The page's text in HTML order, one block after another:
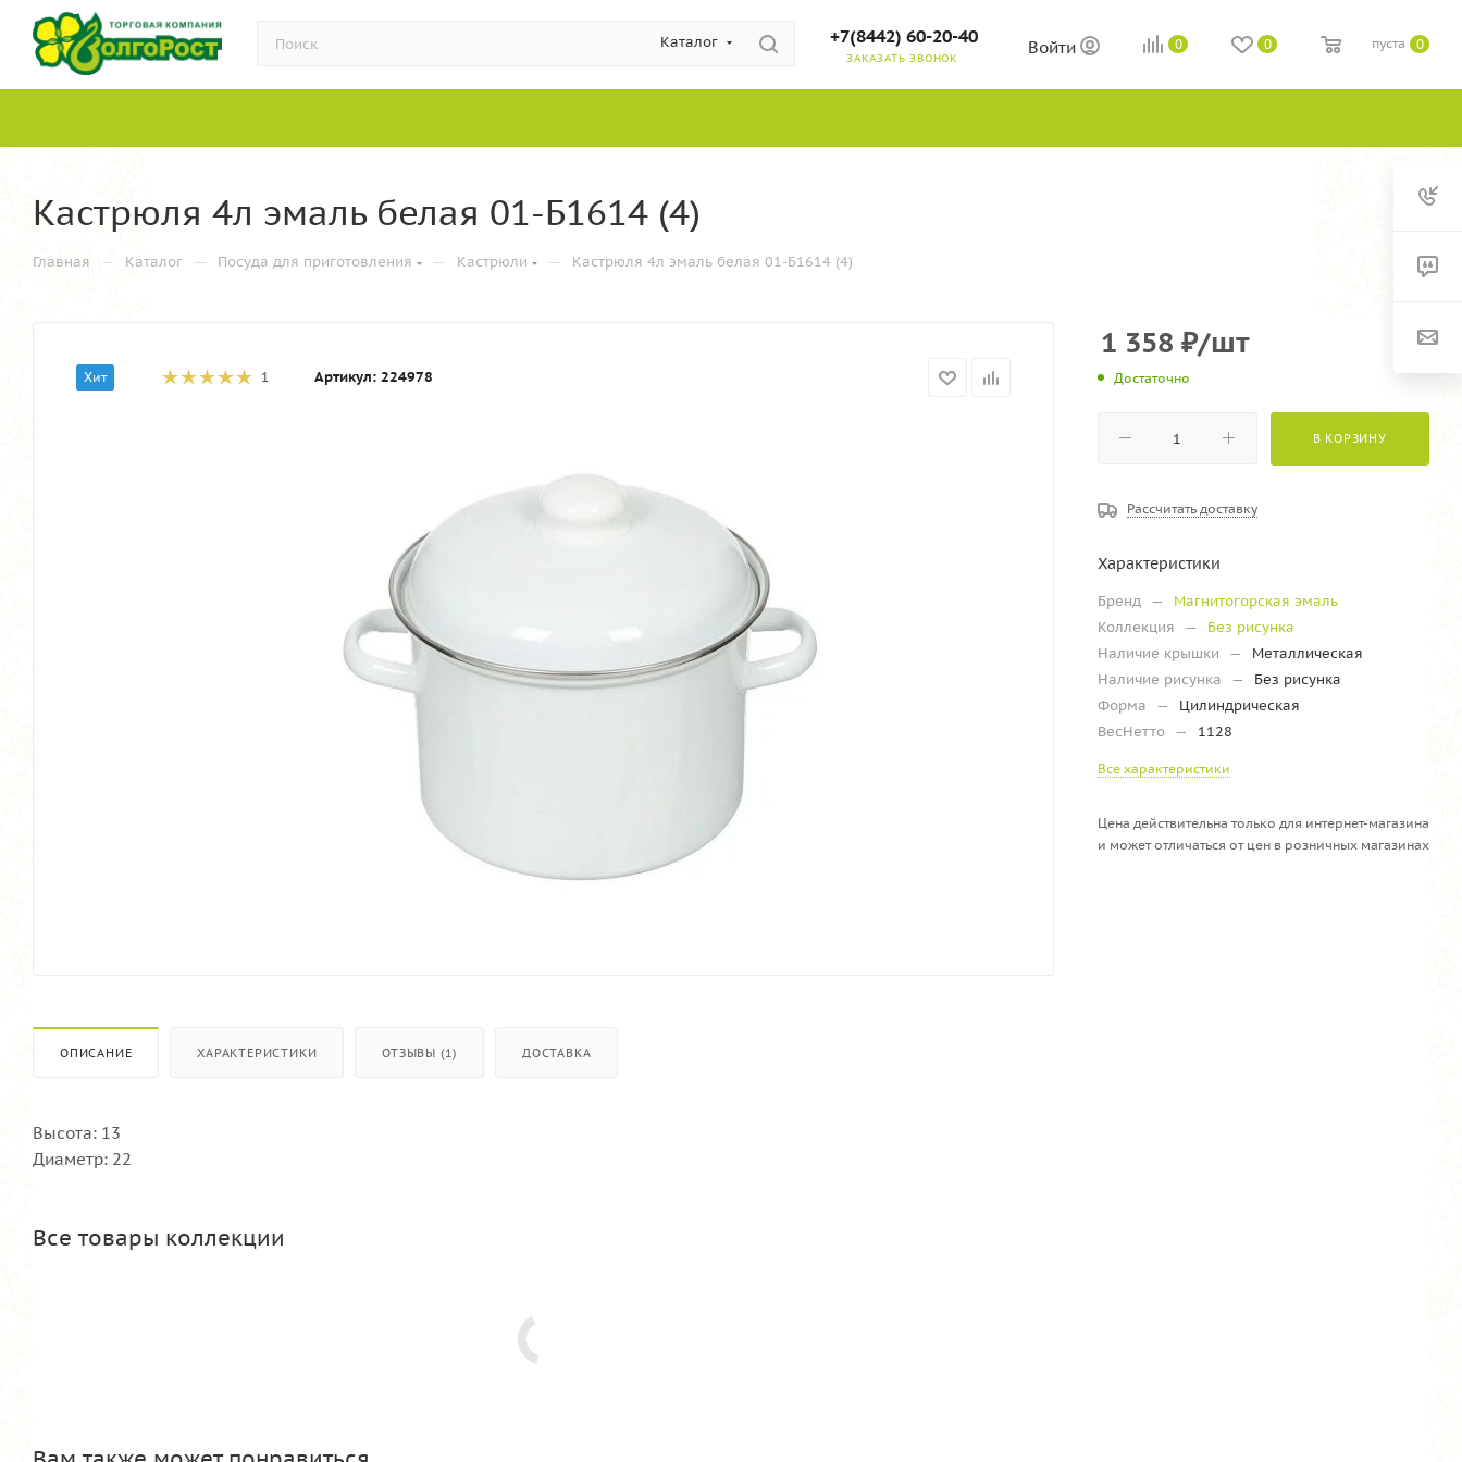
Каталог +7(8442) 60-20-40
ЗАКАЗАТЬ ЗВОНОК
Войти 0 0 0
пуста
Кастрюля 4л эмаль белая 01-Б1614 (4)
Главная — Каталог — Посуда для приготовления — Кастрюли — Кастрюля 4л эмаль белая 01-Б1614 (4)
Хит 1 Артикул: 224978
ОПИСАНИЕ ХАРАКТЕРИСТИКИ ОТЗЫВЫ (1) ДОСТАВКА
Высота: 13
Диаметр: 22
Все товары коллекции
1 358 ₽/шт
Достаточно
В КОРЗИНУ
Рассчитать доставку
Характеристики
Бренд —
Магнитогорская эмаль
Коллекция
—
Без рисунка
Наличие крышки
—
Металлическая
Наличие рисунка
—
Без рисунка
Форма
—
Цилиндрическая
ВесНетто — 1128
Все характеристики
Цена действительна только для интернет-магазина
и может отличаться от цен в розничных магазинах